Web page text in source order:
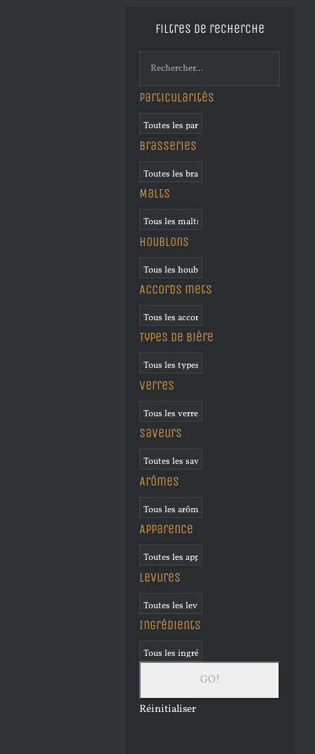
Filtres de recherche
Particularités
Brasseries
Malts
Houblons
Accords mets
Types de bière
Verres
Saveurs
Arômes
Apparence
Levures
Ingrédients
Réinitialiser